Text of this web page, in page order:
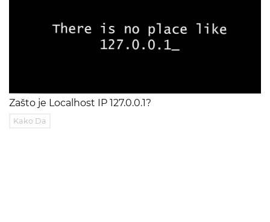
Zašto je Localhost IP 127.0.0.1?
Kako Da